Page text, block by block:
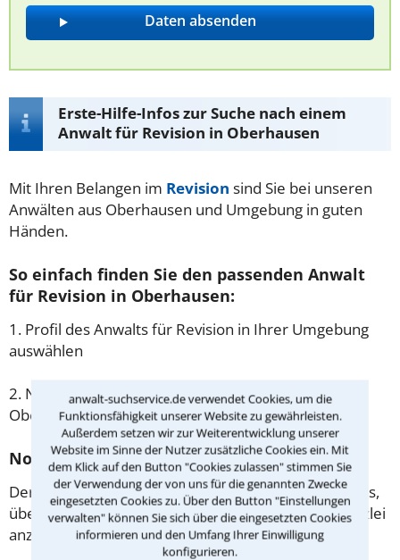
anwalt-suchservice.de verwendet Cookies, um die
Funktionsfähigkeit unserer Website zu gewährleisten.
Außerdem setzen wir zur Weiterentwicklung unserer
Website im Sinne der Nutzer zusätzliche Cookies ein. Mit
dem Klick auf den Button "Cookies zulassen" stimmen Sie
der Verwendung der von uns für die genannten Zwecke
eingesetzten Cookies zu. Über den Button "Einstellungen
verwalten" können Sie sich über die eingesetzten Cookies
informieren und den Umfang Ihrer Einwilligung
konfigurieren.
Erste-Hilfe-Infos zur Suche nach einem
Anwalt für Revision in Oberhausen
Mit Ihren Belangen im Revision sind Sie bei unseren
Anwälten aus Oberhausen und Umgebung in guten
Händen.
So einfach finden Sie den passenden Anwalt
für Revision in Oberhausen:
1. Profil des Anwalts für Revision in Ihrer Umgebung
auswählen
2. Nummer wählen und direkt mit der Kanzlei in
Oberhausen einen Beratungstermin vereinbaren
Noch besser: Lassen Sie sich zurückrufen
Der einfachste Weg zum Anwalt in Oberhausen ist es,
über unser Kontaktformular einen Rückruf der Kanzlei
anzufordern - probieren Sie es gleich aus.